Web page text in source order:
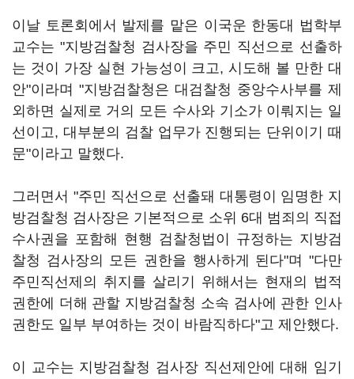
이날 토론회에서 발제를 맡은 이국운 한동대 법학부
교수는 "지방검찰청 검사장을 주민 직선으로 선출하
는 것이 가장 실현 가능성이 크고, 시도해 볼 만한 대
안"이라며 "지방검찰청은 대검찰청 중앙수사부를 제
외하면 실제로 거의 모든 수사와 기소가 이뤄지는 일
선이고, 대부분의 검찰 업무가 진행되는 단위이기 때
문"이라고 말했다.
그러면서 "주민 직선으로 선출돼 대통령이 임명한 지
방검찰청 검사장은 기본적으로 소위 6대 범죄의 직접
수사권을 포함해 현행 검찰청법이 규정하는 지방검
찰청 검사장의 모든 권한을 행사하게 된다"며 "다만
주민직선제의 취지를 살리기 위해서는 현재의 법적
권한에 더해 관할 지방검찰청 소속 검사에 관한 인사
권한도 일부 부여하는 것이 바람직하다"고 제안했다.
이 교수는 지방검찰청 검사장 직선제안에 대해 임기